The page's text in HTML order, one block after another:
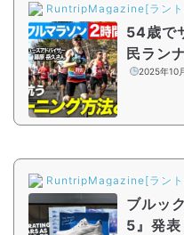
RuntripMagazine[ラント
54歳で
民ラン
るトレ
2025年10
RuntripMagazine[ラント
ブルッ
5』発